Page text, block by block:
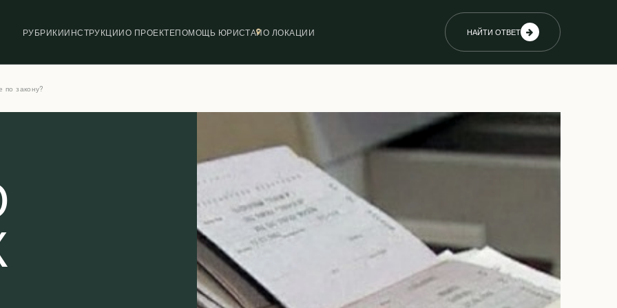
РУБРИКИИНСТРУКЦИИО ПРОЕКТЕПОМОЩЬ ЮРИСТАПО ЛОКАЦИИ НАЙТИ ОТВЕТ
по закону?